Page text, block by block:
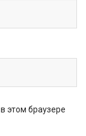
этом браузере